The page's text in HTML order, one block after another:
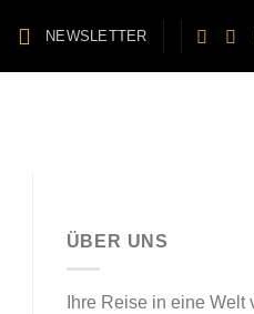
NEWSLETTER
ÜBER UNS
Ihre Reise in eine Welt